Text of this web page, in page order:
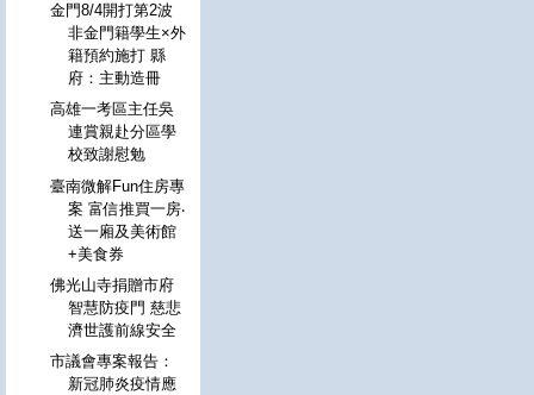
金門8/4開打第2波
非金門籍學生×外
籍預約施打 縣
府：主動造冊
高雄一考區主任吳
連賞親赴分區學
校致謝慰勉
臺南微解Fun住房專
案 富信推買一房‧
送一廂及美術館
+美食券
佛光山寺捐贈市府
智慧防疫門 慈悲
濟世護前線安全
市議會專案報告：
新冠肺炎疫情應